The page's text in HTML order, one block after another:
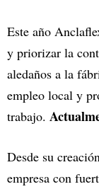
Este año
y priorizar la
aledaños a la
empleo local y
trabajo.
Desde su
empresa con